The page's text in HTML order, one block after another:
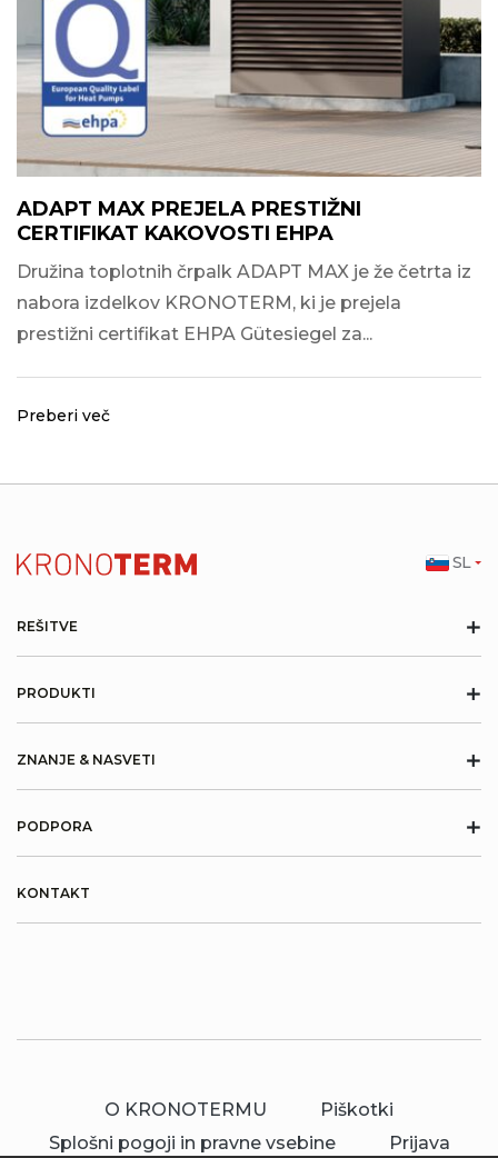
ADAPT MAX PREJELA PRESTIŽNI
CERTIFIKAT KAKOVOSTI EHPA
Družina toplotnih črpalk ADAPT MAX je že četrta iz
nabora izdelkov KRONOTERM, ki je prejela
prestižni certifikat EHPA Gütesiegel za...
Preberi več
REŠITVE +
PRODUKTI +
ZNANJE & NASVETI +
PODPORA +
KONTAKT
O KRONOTERMU
Piškotki
Splošni pogoji in pravne vsebine
Prijava
SL